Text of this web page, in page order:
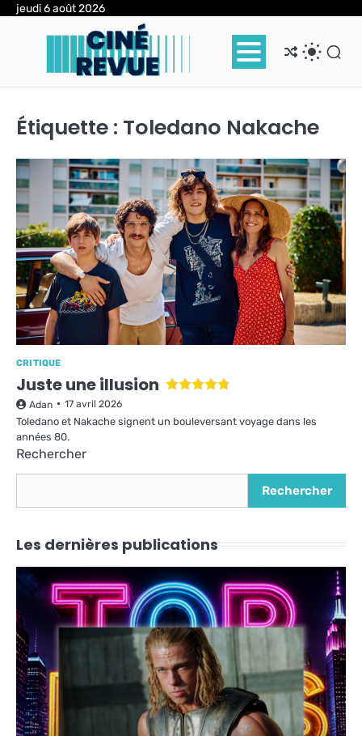
Skipjeudi 6 août 2026
Étiquette : Toledano Nakache
CRITIQUE
Juste une illusion
Adan 17 avril 2026
Toledano et Nakache signent un bouleversant voyage dans les
années 80.
Rechercher
Rechercher
Les dernières publications